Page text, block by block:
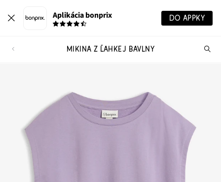
Aplikácia bonprix DO APPKY
MIKINA Z ĽAHKEJ BAVLNY